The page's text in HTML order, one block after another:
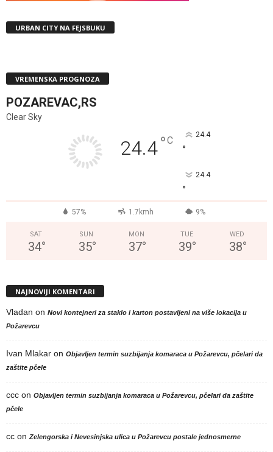
URBAN CITY NA FEJSBUKU
VREMENSKA PROGNOZA
POZAREVAC,RS
Clear Sky
24.4°C 24.4
°
24.4
°
57% 1.7kmh 9%
SAT
34°
SUN
35°
MON
37°
TUE
39°
WED
38°
NAJNOVIJI KOMENTARI
Vladan on Novi kontejneri za staklo i karton postavljeni na više lokacija u
Požarevcu
Ivan Mlakar on Objavljen termin suzbijanja komaraca u Požarevcu, pčelari da
zaštite pčele
ccc on Objavljen termin suzbijanja komaraca u Požarevcu, pčelari da zaštite
pčele
cc on Zelengorska i Nevesinjska ulica u Požarevcu postale jednosmerne